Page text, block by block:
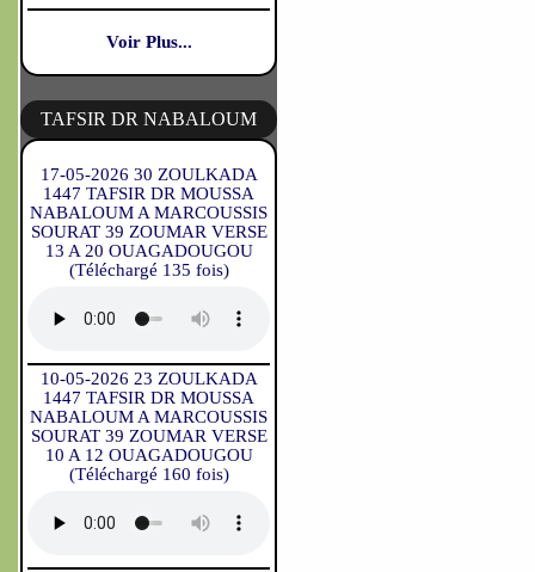
Voir Plus...
TAFSIR DR NABALOUM
17-05-2026 30 ZOULKADA
1447 TAFSIR DR MOUSSA
NABALOUM A MARCOUSSIS
SOURAT 39 ZOUMAR VERSE
13 A 20 OUAGADOUGOU
(Téléchargé 135 fois)
10-05-2026 23 ZOULKADA
1447 TAFSIR DR MOUSSA
NABALOUM A MARCOUSSIS
SOURAT 39 ZOUMAR VERSE
10 A 12 OUAGADOUGOU
(Téléchargé 160 fois)